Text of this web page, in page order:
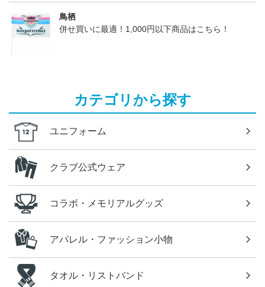
鳥栖
併せ買いに最適！1,000円以下商品はこちら！
カテゴリから探す
ユニフォーム
クラブ公式ウェア
コラボ・メモリアルグッズ
アパレル・ファッション小物
タオル・リストバンド